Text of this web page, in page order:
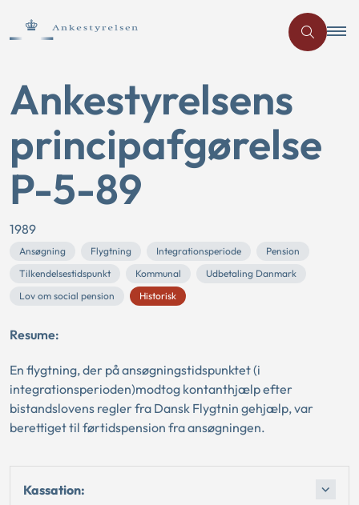
Ankestyrelsens
principafgørelse
P-5-89
1989
Ansøgning Flygtning Integrationsperiode
Pension
Tilkendelsestidspunkt
Kommunal
Udbetaling Danmark
Lov om social pension
Historisk
Resume:
En flygtning, der på ansøgningstidspunktet (i
integrationsperioden)modtog kontanthjælp efter
bistandslovens regler fra Dansk Flygtnin gehjælp, var
berettiget til førtidspension fra ansøgningen.
Kassation: